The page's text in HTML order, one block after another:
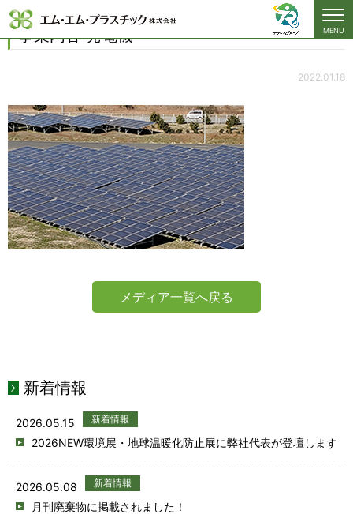
MENU
事業内容 発電機
2022.01.18
メディア一覧へ戻る
新着情報
2026.05.15 新着情報
2026NEW環境展・地球温暖化防止展に弊社代表が登壇します
2026.05.08 新着情報
月刊廃棄物に掲載されました！